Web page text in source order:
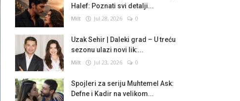
Halef: Poznati svi detalji...
Milt Jul 28, 2026 0
Uzak Sehir | Daleki grad – U treću
sezonu ulazi novi lik:...
Milt Jul 23, 2026 0
Spojleri za seriju Muhtemel Ask:
Defne i Kadir na velikom...